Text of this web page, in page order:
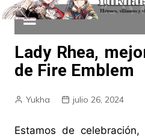
Lady Rhea,
de Fire Emblem
Yukha julio 26, 2024
Estamos de